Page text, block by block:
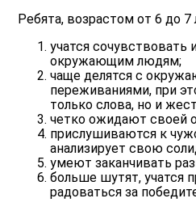
Ребята, возрастом от 6 до 7
учатся сочувствовать
окружающим людям;
чаще делятся с
переживаниями, при
только слова, но и
четко ожидают своей
прислушиваются к
анализирует свою
умеют заканчивать
больше шутят, учатся
радоваться за